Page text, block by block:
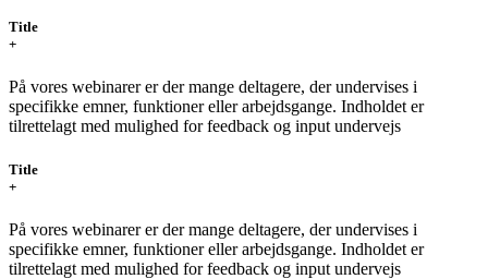
Title
+
På vores webinarer er der mange deltagere, der undervises i
specifikke emner, funktioner eller arbejdsgange. Indholdet er
tilrettelagt med mulighed for feedback og input undervejs
Title
+
På vores webinarer er der mange deltagere, der undervises i
specifikke emner, funktioner eller arbejdsgange. Indholdet er
tilrettelagt med mulighed for feedback og input undervejs